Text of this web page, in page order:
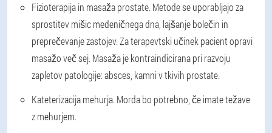
Fizioterapija in masaža prostate. Metode se uporabljajo za
sprostitev mišic medeničnega dna, lajšanje bolečin in
preprečevanje zastojev. Za terapevtski učinek pacient opravi
masažo več sej. Masaža je kontraindicirana pri razvoju
zapletov patologije: absces, kamni v tkivih prostate.
Kateterizacija mehurja. Morda bo potrebno, če imate težave
z mehurjem.